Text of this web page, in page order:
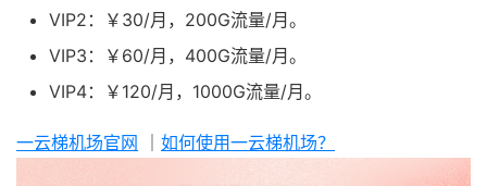
VIP2：￥30/月，200G流量/月。
VIP3：￥60/月，400G流量/月。
VIP4：￥120/月，1000G流量/月。
一云梯机场官网 如何使用一云梯机场？